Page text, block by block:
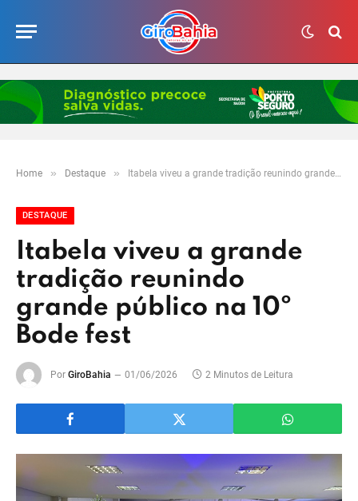
Home » Destaque » Itabela viveu a grande tradição reunindo grande público na 10º Bode fest
DESTAQUE
Itabela viveu a grande
tradição reunindo
grande público na 10º
Bode fest
Por GiroBahia 01/06/2026 2 Minutos de Leitura